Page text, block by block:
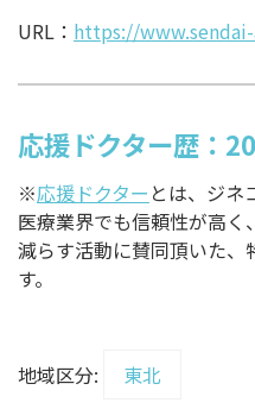
URL： https://
応援ドクター歴：
※応援ドクター とは、ジネ
医療業界でも信頼性が高
減らす活動に賛同頂いた、
す。
地域区分: 東北